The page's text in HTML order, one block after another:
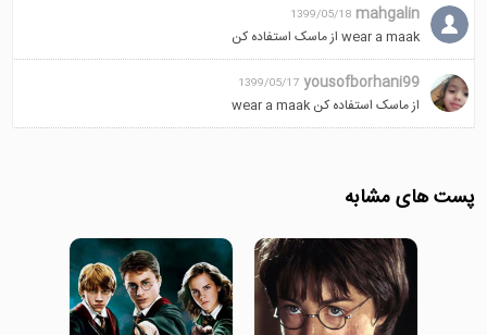
mahgalin
1399/05/18
wear a maak از ماسک استفاده کن
yousofborhani99
1399/05/17
از ماسک استفاده کن wear a maak
پست های مشابه